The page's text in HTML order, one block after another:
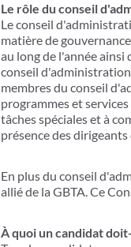
Le rôle du conseil
Le conseil
matière de
au long de l'année ainsi
conseil d'administration
membres du conseil
programmes et
tâches spéciales et à
présence des
En plus du conseil
allié de la GBTA. Ce
À quoi un candidat